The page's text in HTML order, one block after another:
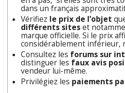
dans un français
Vérifiez le prix de l’objet
différents siteset
marque officielle. Si le prix
considérablement inférieur,
Consultez les forums sur
distinguer les faux avis
vendeur lui-même.
Privilégiez les paiements